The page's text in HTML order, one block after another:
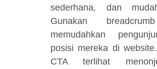
sederhana, dan
Gunakan
memudahkan
posisi mereka di
CTA terlihat